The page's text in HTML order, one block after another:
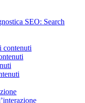
SEO: Search
contenuti